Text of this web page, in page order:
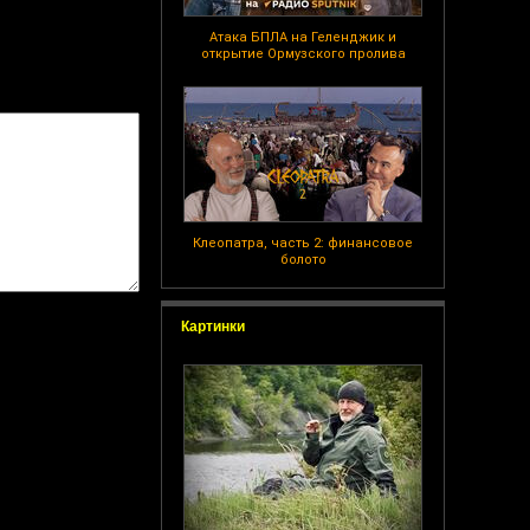
Атака БПЛА на Геленджик и
открытие Ормузского пролива
Клеопатра, часть 2: финансовое
болото
Картинки